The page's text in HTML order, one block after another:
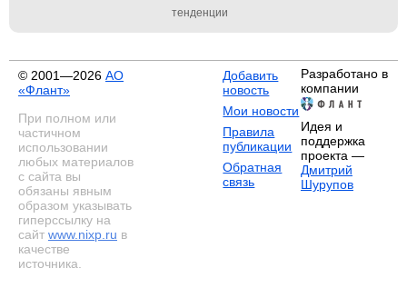
тенденции
© 2001—2026 АО
«Флант»
При полном или
частичном
использовании
любых материалов
с сайта вы
обязаны явным
образом указывать
гиперссылку на
сайт www.nixp.ru в
качестве
источника.
Добавить
новость
Мои новости
Правила
публикации
Обратная
связь
Разработано в
компании
Идея и
поддержка
проекта —
Дмитрий
Шурупов